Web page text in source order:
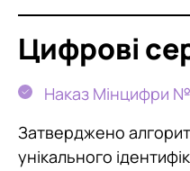
Цифрові
Наказ Мінцифри
Затверджено
унікального